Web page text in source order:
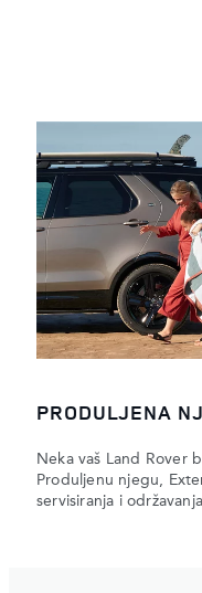
PRODULJENA
Neka vaš Land Rover
Produljenu njegu,
servisiranja i